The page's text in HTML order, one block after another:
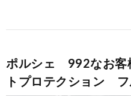
ポルシェ 992なお客
トプロテクション フ